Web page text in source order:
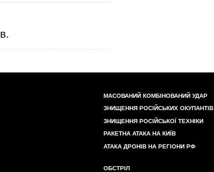
МАСОВАНИЙ КОМБІНОВАНИЙ УДАР
ЗНИЩЕННЯ РОСІЙСЬКИХ ОКУПАНТІВ
ЗНИЩЕННЯ РОСІЙСЬКОЇ ТЕХНІКИ
РАКЕТНА АТАКА НА КИЇВ
АТАКА ДРОНІВ НА РЕГІОНИ РФ
ОБСТРІЛ